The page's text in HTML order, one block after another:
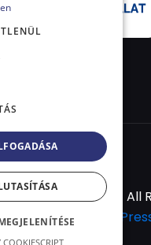
by Muffin group
| All
Powered by
COOKIESCRIPT